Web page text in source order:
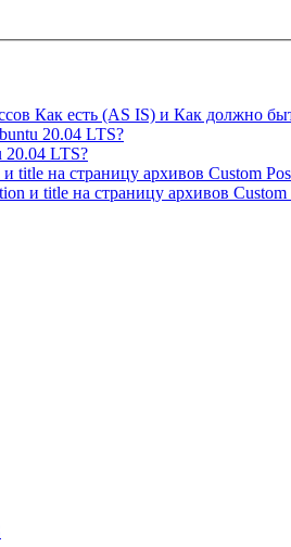
Как есть (AS IS) и Как должно
20.04 LTS?
20.04 LTS?
title на страницу архивов Custom
и title на страницу архивов